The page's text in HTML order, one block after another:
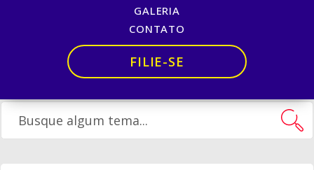
GALERIA
CONTATO
FILIE-SE
FESTA JUNINA DO MPGO – 2019